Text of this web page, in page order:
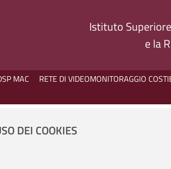
Istituto
e la
MAC
RETE DI VIDEOMONITORAGGIO
DEI COOKIES